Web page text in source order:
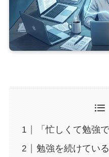
「忙しくて勉強
勉強を続けてい